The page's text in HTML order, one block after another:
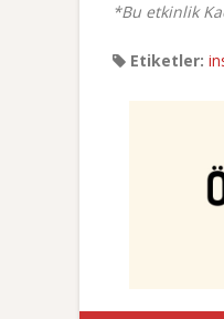
*Bu etkinlik
Etiketler: